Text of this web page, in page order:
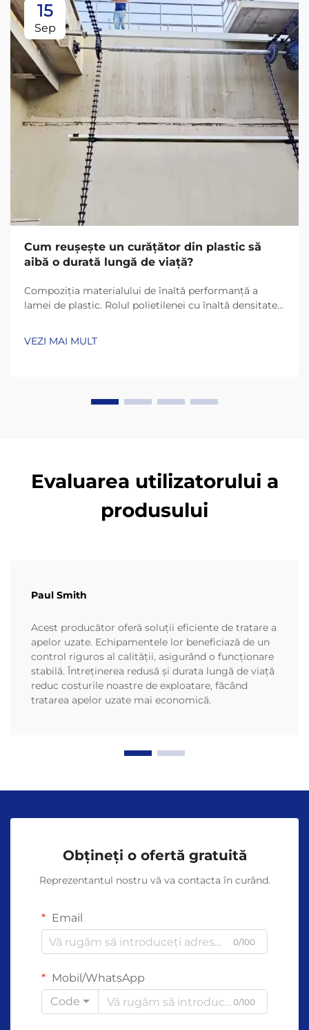
15
Sep
Cum reușește un curățător din plastic să
aibă o durată lungă de viață?
Compoziția materialului de înaltă performanță a
lamei de plastic. Rolul polietilenei cu înaltă densitate
precum HDPE (polietilenă cu înaltă densitate) și
VEZI MAI MULT
Evaluarea utilizatorului a
produsului
Paul Smith
Acest producător oferă soluții eficiente de tratare a
apelor uzate. Echipamentele lor beneficiază de un
control riguros al calității, asigurând o funcționare
stabilă. Întreținerea redusă și durata lungă de viață
reduc costurile noastre de exploatare, făcând
tratarea apelor uzate mai economică.
Obțineți o ofertă gratuită
Reprezentantul nostru vă va contacta în curând.
Email
0/100
Mobil/WhatsApp
Code
0/100